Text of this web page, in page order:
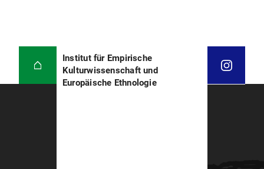
Institut für Empirische
Kulturwissenschaft und
Europäische Ethnologie